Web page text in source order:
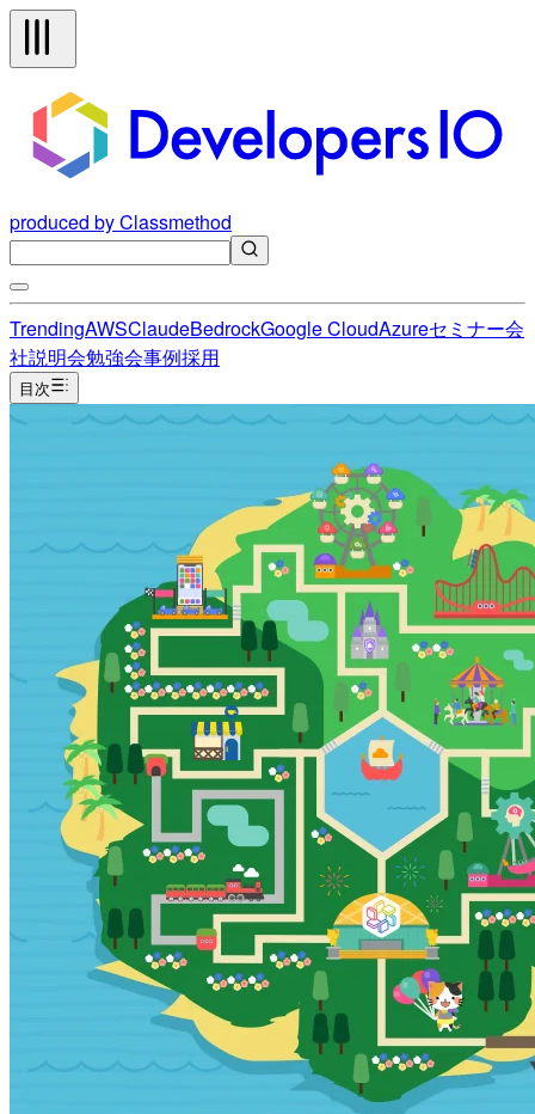
produced by Classmethod
TrendingAWSClaudeBedrockGoogle CloudAzureセミナー会
社説明会勉強会事例採用
目次